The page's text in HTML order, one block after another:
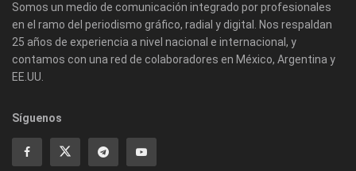
Somos un medio de comunicación integrado por profesionales
en el ramo del periodismo gráfico, radial y digital. Nos respaldan
25 años de experiencia a nivel nacional e internacional, y
contamos con una red de colaboradores en México, Argentina y
EE.UU.
Síguenos